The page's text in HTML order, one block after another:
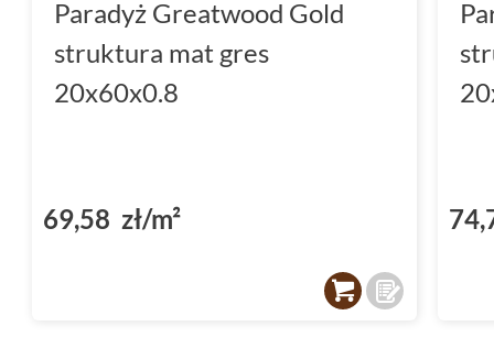
Paradyż Greatwood Gold
struktura mat gres
20x60x0.8
69,58 zł/m²